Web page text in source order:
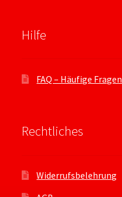
Hilfe
FAQ – Häufige Fragen
Rechtliches
Widerrufsbelehrung